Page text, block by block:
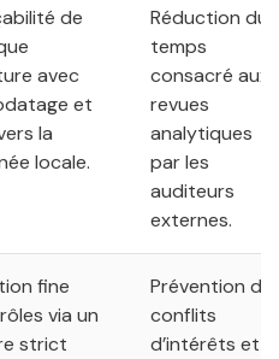
de
avec
et
la
locale.
Réduction du
temps
consacré aux
revues
analytiques
par les
auditeurs
externes.
fine
via un
strict
Prévention
conflits
d’intérêts et